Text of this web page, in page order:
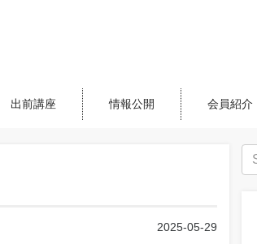
出前講座 情報公開 会員紹介
2025-05-29